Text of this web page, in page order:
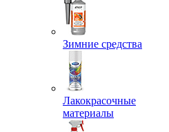
Зимние средства
Лакокрасочные
материалы